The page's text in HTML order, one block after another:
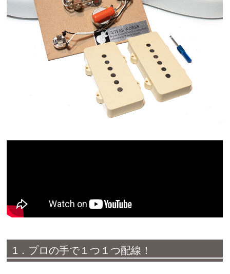
1．プロの手で１つ１つ配線！